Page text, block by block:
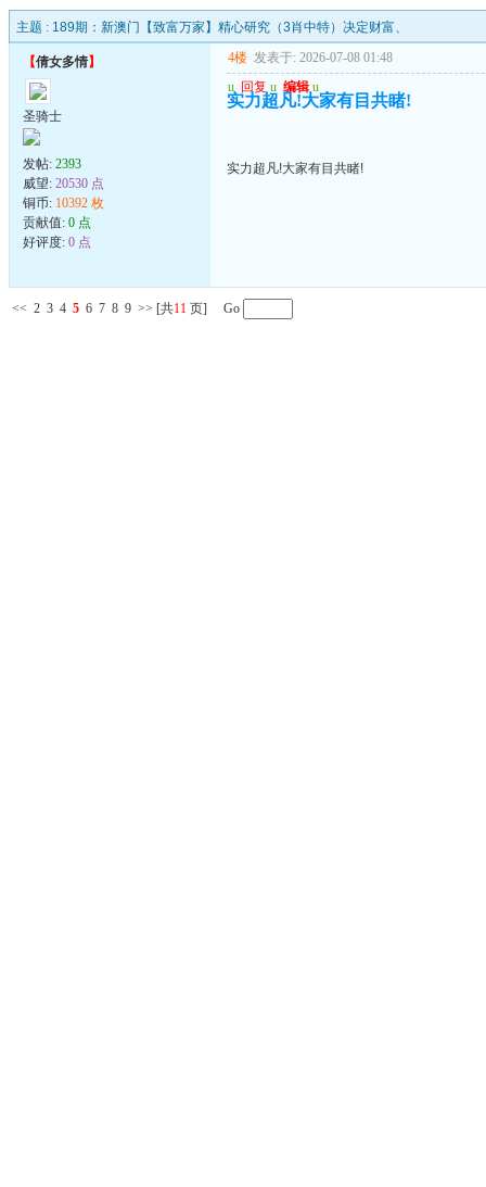
主题 : 189期：新澳门【致富万家】精心研究（3肖中特）决定财富、
【倩女多情】
圣骑士
发帖: 2393
威望: 20530 点
铜币: 10392 枚
贡献值: 0 点
好评度: 0 点
4楼 发表于: 2026-07-08 01:48
u 回复 u 编辑 u
实力超凡!大家有目共睹!
实力超凡!大家有目共睹!
<< 2 3 4 5 6 7 8 9 >> [共11 页] Go